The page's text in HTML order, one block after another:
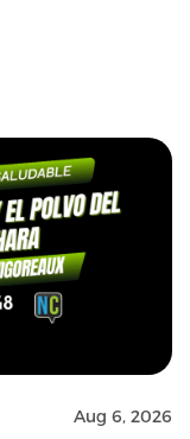
Aug 6, 2026